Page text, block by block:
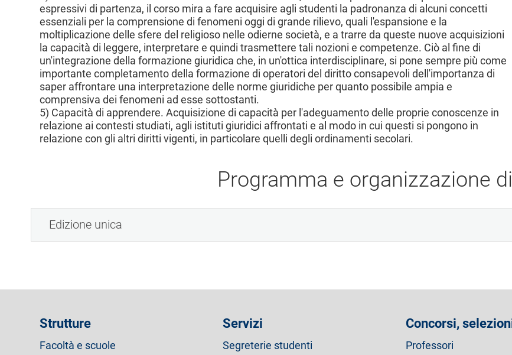
espressivi di partenza, il corso mira a fare acquisire agli studenti la padronanza di alcuni concetti
essenziali per la comprensione di fenomeni oggi di grande rilievo, quali l'espansione e la
moltiplicazione delle sfere del religioso nelle odierne società, e a trarre da queste nuove acquisizioni
la capacità di leggere, interpretare e quindi trasmettere tali nozioni e competenze. Ciò al fine di
un'integrazione della formazione giuridica che, in un'ottica interdisciplinare, si pone sempre più come
importante completamento della formazione di operatori del diritto consapevoli dell'importanza di
saper affrontare una interpretazione delle norme giuridiche per quanto possibile ampia e
comprensiva dei fenomeni ad esse sottostanti.
5) Capacità di apprendere. Acquisizione di capacità per l'adeguamento delle proprie conoscenze in
relazione ai contesti studiati, agli istituti giuridici affrontati e al modo in cui questi si pongono in
relazione con gli altri diritti vigenti, in particolare quelli degli ordinamenti secolari.
Programma e organizzazione
Edizione unica
Strutture
Facoltà e scuole
Servizi
Segreterie studenti
Concorsi,
Professori